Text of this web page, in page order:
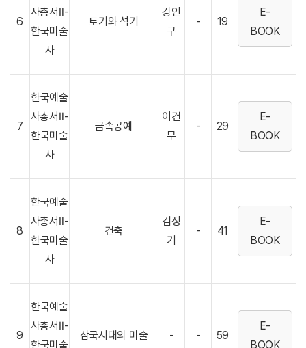
6
사총서Ⅱ-
한국미술
사
토기와 석기
강인
구
- 19
E-
BOOK
7
한국예술
사총서Ⅱ-
한국미술
사
금속공예
이건
무
- 29
E-
BOOK
8
한국예술
사총서Ⅱ-
한국미술
사
건축
김정
기
- 41
E-
BOOK
9
한국예술
사총서Ⅱ-
한국미술
삼국시대의 미술 - - 59
E-
BOOK